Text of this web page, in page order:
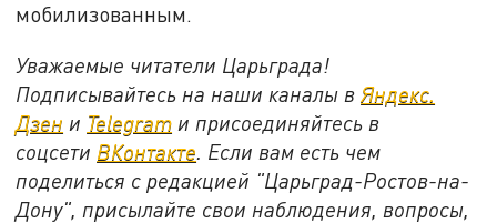
мобилизованным.
Уважаемые читатели Царьграда!
Подписывайтесь на наши каналы вЯндекс.
Дзен и Telegram и присоединяйтесь в
соцсети ВКонтакте. Если вам есть чем
поделиться с редакцией "Царьград-Ростов-на-
Дону", присылайте свои наблюдения, вопросы,